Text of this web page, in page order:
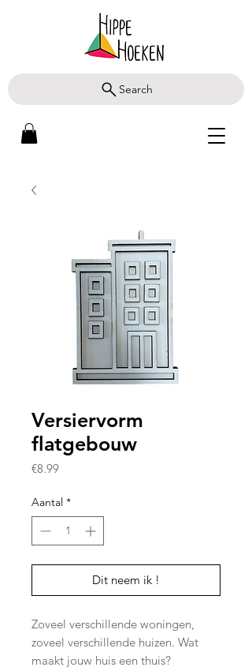
Search
Versiervorm
flatgebouw
€8.99Prijs
Aantal *
Dit neem ik !
Zoveel verschillende woningen,
zoveel verschillende huizen. Wat
maakt jouw huis een thuis?